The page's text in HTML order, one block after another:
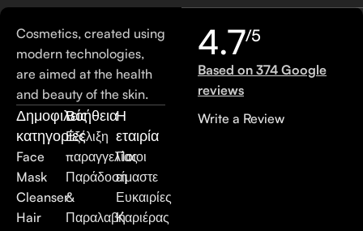
Cosmetics, created using
modern technologies,
are aimed at the health
and beauty of the skin.
Δημοφιλείς
κατηγορίες
Face
Mask
Cleanser
Hair
Βοήθεια
Εξέλιξη
παραγγελίας
Παράδοση
&
Παραλαβή
Η
εταιρία
Ποιοι
είμαστε
Ευκαιρίες
Καριέρας
4.7/5
Based on 374 Google
reviews
Write a Review